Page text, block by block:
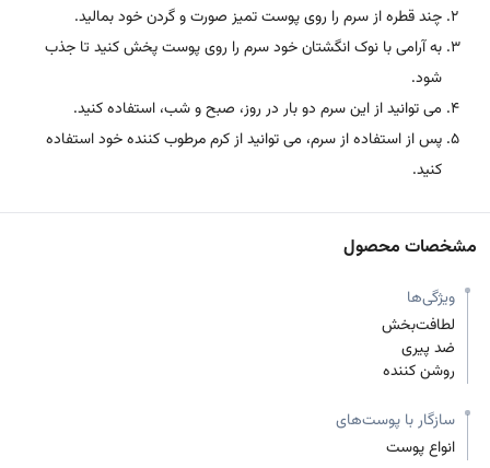
چند قطره از سرم را روی پوست تمیز صورت و گردن خود بمالید.
به آرامی با نوک انگشتان خود سرم را روی پوست پخش کنید تا جذب
شود.
می توانید از این سرم دو بار در روز، صبح و شب، استفاده کنید.
پس از استفاده از سرم، می توانید از کرم مرطوب کننده خود استفاده
کنید.
مشخصات محصول
ویژگی‌ها
لطافت‌بخش
ضد پیری
روشن کننده
سازگار با پوست‌های
انواع پوست